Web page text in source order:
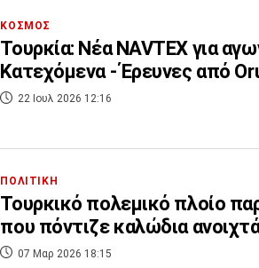
ΚΟΣΜΟΣ
Τουρκία: Νέα NAVTEX για
Κατεχόμενα - Έρευνες από
22 Ιουλ 2026 12:16
ΠΟΛΙΤΙΚΗ
Τουρκικό πολεμικό πλοίο
που πόντιζε καλώδια
07 Μαρ 2026 18:15